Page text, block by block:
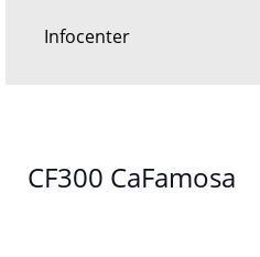
Infocenter
CF300 CaFamosa